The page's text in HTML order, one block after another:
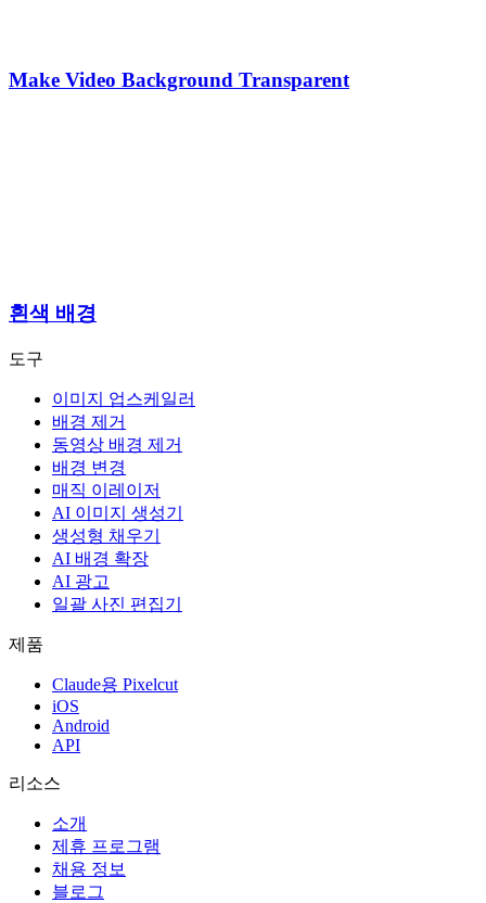
Make Video Background Transparent
흰색 배경
도구
이미지 업스케일러
배경 제거
동영상 배경 제거
배경 변경
매직 이레이저
AI 이미지 생성기
생성형 채우기
AI 배경 확장
AI 광고
일괄 사진 편집기
제품
Claude용 Pixelcut
iOS
Android
API
리소스
소개
제휴 프로그램
채용 정보
블로그